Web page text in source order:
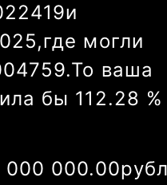
и
,где могли
.То